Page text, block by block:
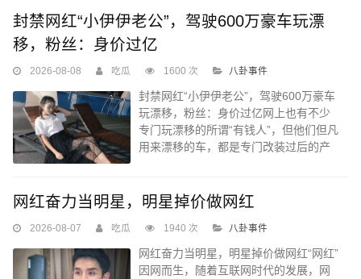
封禁网红“小伊伊老公”，驾驶600万豪车玩漂
移，粉丝：身价过亿
2026-08-08 吃瓜 1600 次 八卦事件
封禁网红“小伊伊老公”，驾驶600万豪车
玩漂移，粉丝：身价过亿网上也有不少
专门玩漂移的所谓“有钱人”，但他们但凡
用来漂移的车，都是专门改装过后的产
网友...
网红奋力当明星，明星掉价做网红
2026-08-07 吃瓜 1940 次 八卦事件
网红奋力当明星，明星掉价做网红“网红”
因网而生，随着互联网时代的发展，网